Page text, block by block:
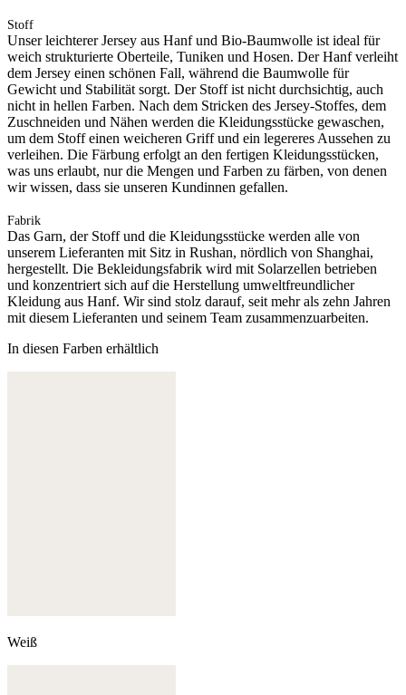
Stoff
Unser leichterer Jersey aus Hanf und Bio-Baumwolle ist ideal für
weich strukturierte Oberteile, Tuniken und Hosen. Der Hanf verleiht
dem Jersey einen schönen Fall, während die Baumwolle für
Gewicht und Stabilität sorgt. Der Stoff ist nicht durchsichtig, auch
nicht in hellen Farben. Nach dem Stricken des Jersey-Stoffes, dem
Zuschneiden und Nähen werden die Kleidungsstücke gewaschen,
um dem Stoff einen weicheren Griff und ein legereres Aussehen zu
verleihen. Die Färbung erfolgt an den fertigen Kleidungsstücken,
was uns erlaubt, nur die Mengen und Farben zu färben, von denen
wir wissen, dass sie unseren Kundinnen gefallen.
Fabrik
Das Garn, der Stoff und die Kleidungsstücke werden alle von
unserem Lieferanten mit Sitz in Rushan, nördlich von Shanghai,
hergestellt. Die Bekleidungsfabrik wird mit Solarzellen betrieben
und konzentriert sich auf die Herstellung umweltfreundlicher
Kleidung aus Hanf. Wir sind stolz darauf, seit mehr als zehn Jahren
mit diesem Lieferanten und seinem Team zusammenzuarbeiten.
In diesen Farben erhältlich
Weiß